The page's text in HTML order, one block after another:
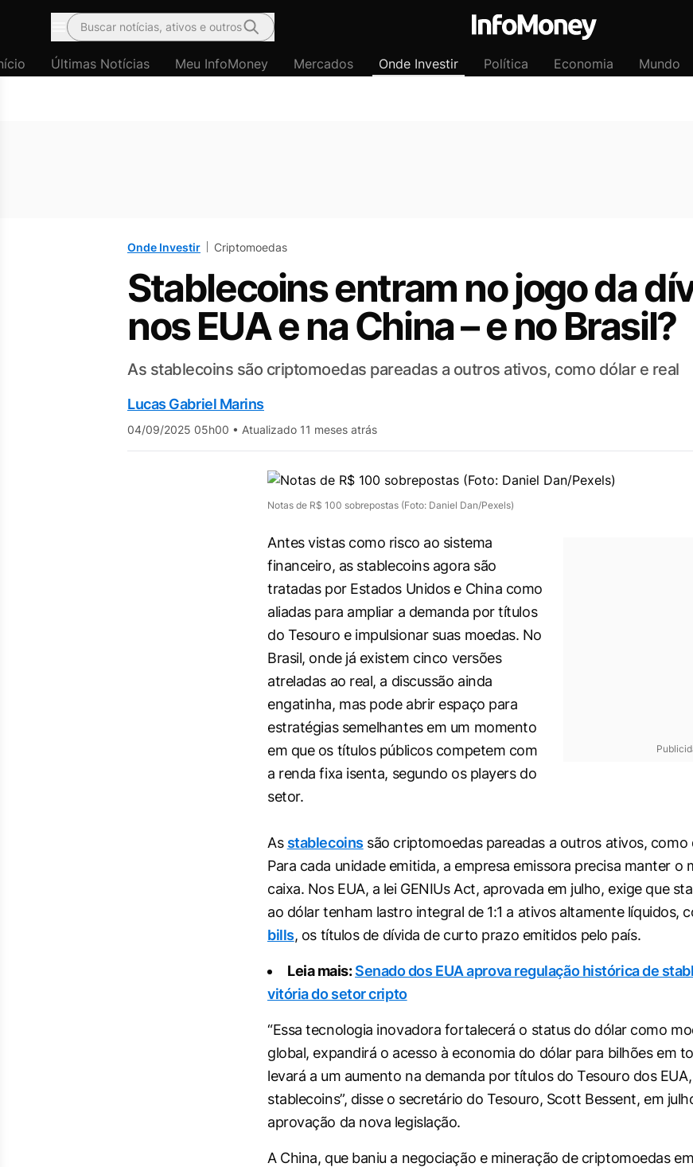
Menu
Buscar notícias, ativos e outros
Últimas Notícias Meu InfoMoney Mercados Onde Investir Política Economia Mundo
Onde Investir Criptomoedas
Stablecoins entram no jogo da
nos EUA e na China – e no Brasil?
As stablecoins são criptomoedas pareadas a outros ativos, como dólar e real
Lucas Gabriel Marins
04/09/2025 05h00 • Atualizado 11 meses atrás
Notas de R$ 100 sobrepostas (Foto: Daniel Dan/Pexels)
Antes vistas como risco ao sistema
financeiro, as stablecoins agora são
tratadas por Estados Unidos e China como
aliadas para ampliar a demanda por títulos
do Tesouro e impulsionar suas moedas. No
Brasil, onde já existem cinco versões
atreladas ao real, a discussão ainda
engatinha, mas pode abrir espaço para
estratégias semelhantes em um momento
em que os títulos públicos competem com
a renda fixa isenta, segundo os players do
setor.
As stablecoins são criptomoedas pareadas a outros ativos, como
Para cada unidade emitida, a empresa emissora precisa manter o
caixa. Nos EUA, a lei GENIUs Act, aprovada em julho, exige que
ao dólar tenham lastro integral de 1:1 a ativos altamente líquidos,
bills, os títulos de dívida de curto prazo emitidos pelo país.
Leia mais:Senado dos EUA aprova regulação histórica de
vitória do setor cripto
“Essa tecnologia inovadora fortalecerá o status do dólar como
global, expandirá o acesso à economia do dólar para bilhões em
levará a um aumento na demanda por títulos do Tesouro dos
stablecoins”, disse o secretário do Tesouro, Scott Bessent, em
aprovação da nova legislação.
A China, que baniu a negociação e mineração de criptomoedas